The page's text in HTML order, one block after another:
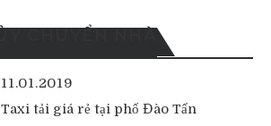
11.01.2019
Taxi tải giá rẻ tại phố Đào Tấn